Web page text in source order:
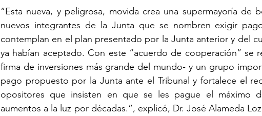
“Esta nueva, y peligrosa, movida crea una supermayoría de
nuevos integrantes de la Junta que se nombren exigir
contemplan en el plan presentado por la Junta anterior y del
ya habían aceptado. Con este “acuerdo de cooperación” se
firma de inversiones más grande del mundo- y un grupo
pago propuesto por la Junta ante el Tribunal y fortalece el
opositores que insisten en que se les pague el máximo
aumentos a la luz por décadas.”, explicó, Dr. José Alameda